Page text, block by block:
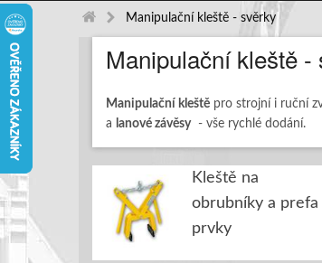
Manipulační kleště - svěrky
Manipulační kleště -
Manipulační kleště pro strojní i ruční
a lanové závěsy- vše rychlé dodání.
Kleště na
obrubníky a prefa
prvky